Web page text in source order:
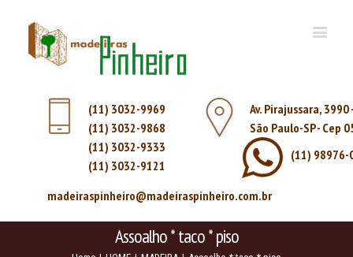
(11) 3032-9969
(11) 3032-9868
(11) 3032-9333
(11) 3032-9121
Av. Pirajussara,
São Paulo-SP - Cep
(11) 98976-
madeiraspinheiro@madeiraspinheiro.com.br
Assoalho * taco * piso